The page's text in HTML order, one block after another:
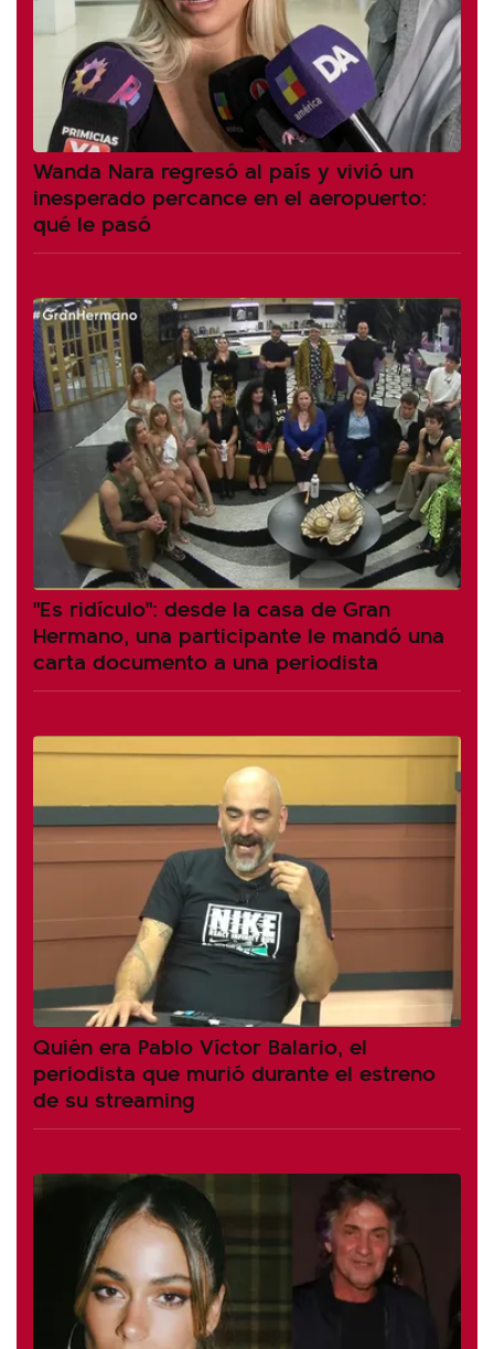
Wanda Nara regresó al país y vivió un
inesperado percance en el aeropuerto:
qué le pasó
"Es ridículo": desde la casa de Gran
Hermano, una participante le mandó una
carta documento a una periodista
Quién era Pablo Víctor Balario, el
periodista que murió durante el estreno
de su streaming